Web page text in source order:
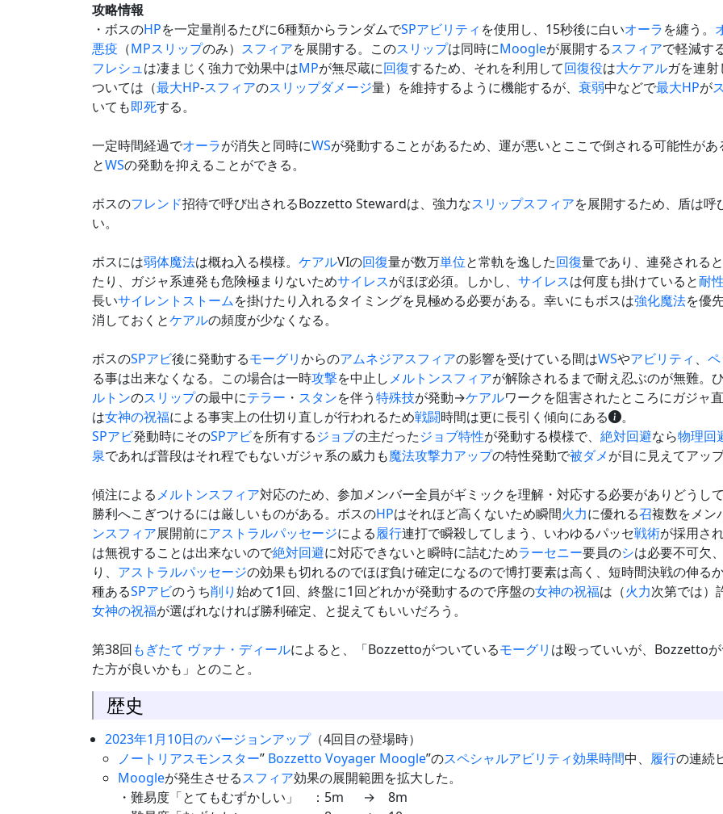
攻略情報
・ボスのHPを一定量削るたびに6種類からランダムでSPアビリティ を使用し、15秒後に白いオーラを纏う。
悪疫 （MPスリップのみ） スフィアを展開する。このスリップは同時にMoogleが展開するスフィアで軽減す
フレシュは凄まじく強力で効果中はMPが無尽蔵に回復するため、それを利用して回復役は大ケアルガを連射
ついては（最大HP-スフィアのスリップダメージ量）を維持するように機能するが、 衰弱中などで最大HPが
いても即死する。
一定時間経過でオーラが消失と同時にWSが発動することがあるため、運が悪いとここで倒される可能性があ
とWSの発動を抑えることができる。
ボスのフレンド招待で呼び出されるBozzetto Stewardは、強力なスリップスフィアを展開するため、盾は呼
い。
ボスには弱体魔法は概ね入る模様。 ケアルVIの回復量が数万単位と常軌を逸した回復量であり、連発されると
たり、ガジャ系連発も危険極まりないためサイレスがほぼ必須。しかし、 サイレスは何度も掛けていると耐
長いサイレントストームを掛けたり入れるタイミングを見極める必要がある。幸いにもボスは強化魔法を優
消しておくとケアルの頻度が少なくなる。
ボスのSPアビ後に発動するモーグリからのアムネジアスフィアの影響を受けている間はWSやアビリティ 、
る事は出来なくなる。この場合は一時攻撃を中止しメルトンスフィアが解除されるまで耐え忍ぶのが無難。
ルトンのスリップの最中にテラー ・ スタンを伴う特殊技が発動→ケアルワークを阻害されたところにガジャ
は女神の祝福による事実上の仕切り直しが行われるため戦闘時間は更に長引く傾向にある
。
SPアビ発動時にそのSPアビを所有するジョブの主だったジョブ特性が発動する模様で、 絶対回避なら物理回
泉であれば普段はそれ程でもないガジャ系の威力も魔法攻撃力アップの特性発動で被ダメが目に見えてアッ
傾注によるメルトンスフィア対応のため、参加メンバー全員がギミックを理解・対応する必要がありどうし
勝利へこぎつけるには厳しいものがある。ボスのHPはそれほど高くないため瞬間火力に優れる召複数をメン
ンスフィア展開前にアストラルパッセージによる履行連打で瞬殺してしまう、いわゆるパッセ戦術が採用さ
は無視することは出来ないので絶対回避に対応できないと瞬時に詰むためラーセニー要員のシは必要不可欠
り、 アストラルパッセージの効果も切れるのでほぼ負け確定になるので博打要素は高く、短時間決戦の伸る
種あるSPアビのうち削り始めて1回、終盤に1回どれかが発動するので序盤の女神の祝福は（火力次第では）
女神の祝福が選ばれなければ勝利確定、と捉えてもいいだろう。
第38回もぎたて ヴァナ・ディールによると、「Bozzettoがついているモーグリ は殴っていいが、Bozzetto
た方が良いかも」とのこと。
歴史
2023年1月10日のバージョンアップ（4回目の登場時）
ノートリアスモンスター” Bozzetto Voyager Moogle”のスペシャルアビリティ効果時間中、 履行の連続
Moogleが発生させるスフィア効果の展開範囲を拡大した。
・難易度「とてもむずかしい」 ：5m → 8m